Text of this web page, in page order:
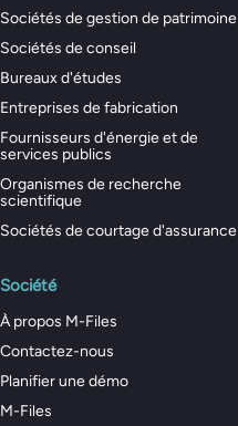
Sociétés de gestion de patrimoine
Sociétés de conseil
Bureaux d'études
Entreprises de fabrication
Fournisseurs d'énergie et de
services publics
Organismes de recherche
scientifique
Sociétés de courtage d'assurance
Société
À propos M-Files
Contactez-nous
Planifier une démo
M-Files